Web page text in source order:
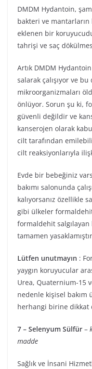
DMDM Hydantoin,
bakteri ve
eklenen bir
tahrişi ve saç
Artık DMDM
salarak çalışıyor ve
mikroorganizmaları
önlüyor. Sorun şu ki,
güvenli değildir ve
kanserojen olarak
cilt tarafından
cilt reaksiyonlarıyla
Evde bir bebeğiniz
bakımı salonunda
kalıyorsanız özellikle
gibi ülkeler
formaldehit salgılayan
tamamen
Lütfen unutmayın :
yaygın koruyucular
Urea, Quaternium-15
nedenle kişisel
herhangi birine dikkat
7 – Selenyum Sülfür –
madde
Sağlık ve İnsani